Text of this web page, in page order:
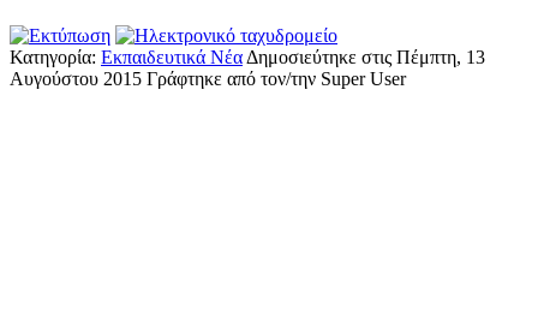
Κατηγορία: Εκπαιδευτικά Νέα Δημοσιεύτηκε στις Πέμπτη, 13
Αυγούστου 2015 Γράφτηκε από τον/την Super User